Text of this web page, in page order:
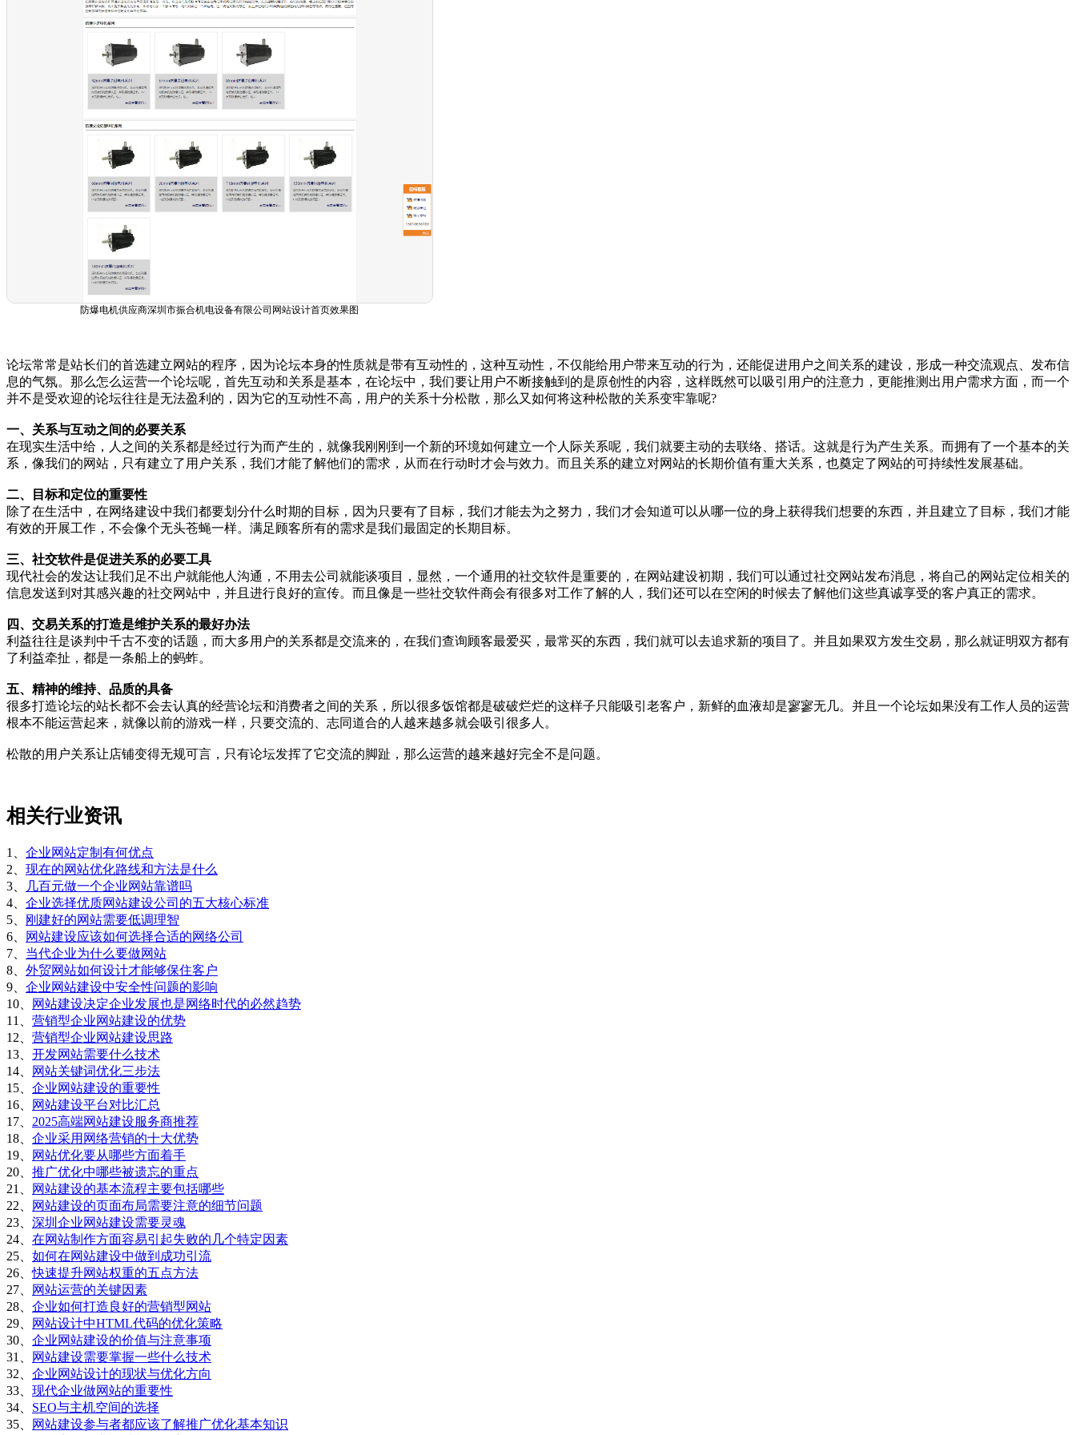
防爆电机供应商深圳市振合机电设备有限公司网站设计首页效果图
论坛常常是站长们的首选建立网站的程序，因为论坛本身的性质就是带有互动性的，这种互动性，不仅能给用户带来互动的行为，还能促进用户之间关系的建设，形成一种交流观点、发布信
息的气氛。那么怎么运营一个论坛呢，首先互动和关系是基本，在论坛中，我们要让用户不断接触到的是原创性的内容，这样既然可以吸引用户的注意力，更能推测出用户需求方面，而一个
并不是受欢迎的论坛往往是无法盈利的，因为它的互动性不高，用户的关系十分松散，那么又如何将这种松散的关系变牢靠呢?
一、关系与互动之间的必要关系
在现实生活中给，人之间的关系都是经过行为而产生的，就像我刚刚到一个新的环境如何建立一个人际关系呢，我们就要主动的去联络、搭话。这就是行为产生关系。而拥有了一个基本的关
系，像我们的网站，只有建立了用户关系，我们才能了解他们的需求，从而在行动时才会与效力。而且关系的建立对网站的长期价值有重大关系，也奠定了网站的可持续性发展基础。
二、目标和定位的重要性
除了在生活中，在网络建设中我们都要划分什么时期的目标，因为只要有了目标，我们才能去为之努力，我们才会知道可以从哪一位的身上获得我们想要的东西，并且建立了目标，我们才能
有效的开展工作，不会像个无头苍蝇一样。满足顾客所有的需求是我们最固定的长期目标。
三、社交软件是促进关系的必要工具
现代社会的发达让我们足不出户就能他人沟通，不用去公司就能谈项目，显然，一个通用的社交软件是重要的，在网站建设初期，我们可以通过社交网站发布消息，将自己的网站定位相关的
信息发送到对其感兴趣的社交网站中，并且进行良好的宣传。而且像是一些社交软件商会有很多对工作了解的人，我们还可以在空闲的时候去了解他们这些真诚享受的客户真正的需求。
四、交易关系的打造是维护关系的最好办法
利益往往是谈判中千古不变的话题，而大多用户的关系都是交流来的，在我们查询顾客最爱买，最常买的东西，我们就可以去追求新的项目了。并且如果双方发生交易，那么就证明双方都有
了利益牵扯，都是一条船上的蚂蚱。
五、精神的维持、品质的具备
很多打造论坛的站长都不会去认真的经营论坛和消费者之间的关系，所以很多饭馆都是破破烂烂的这样子只能吸引老客户，新鲜的血液却是寥寥无几。并且一个论坛如果没有工作人员的运营
根本不能运营起来，就像以前的游戏一样，只要交流的、志同道合的人越来越多就会吸引很多人。
松散的用户关系让店铺变得无规可言，只有论坛发挥了它交流的脚趾，那么运营的越来越好完全不是问题。
相关行业资讯
1、 企业网站定制有何优点
2、 现在的网站优化路线和方法是什么
3、
几百元做一个企业网站靠谱吗
4、 企业选择优质网站建设公司的五大核心标准
5、
刚建好的网站需要低调理智
6、
网站建设应该如何选择合适的网络公司
7、 当代企业为什么要做网站
8、 外贸网站如何设计才能够保住客户
9、 企业网站建设中安全性问题的影响
10、
网站建设决定企业发展也是网络时代的必然趋势
11、 营销型企业网站建设的优势
12、 营销型企业网站建设思路
13、 开发网站需要什么技术
14、
网站关键词优化三步法
15、 企业网站建设的重要性
16、
网站建设平台对比汇总
17、 2025高端网站建设服务商推荐
18、 企业采用网络营销的十大优势
19、
网站优化要从哪些方面着手
20、 推广优化中哪些被遗忘的重点
21、
网站建设的基本流程主要包括哪些
22、
网站建设的页面布局需要注意的细节问题
23、 深圳企业网站建设需要灵魂
24、 在网站制作方面容易引起失败的几个特定因素
25、 如何在网站建设中做到成功引流
26、快速提升网站权重的五点方法
27、
网站运营的关键因素
28、 企业如何打造良好的营销型网站
29、
网站设计中HTML代码的优化策略
30、 企业网站建设的价值与注意事项
31、
网站建设需要掌握一些什么技术
32、 企业网站设计的现状与优化方向
33、 现代企业做网站的重要性
34、 SEO与主机空间的选择
35、
网站建设参与者都应该了解推广优化基本知识